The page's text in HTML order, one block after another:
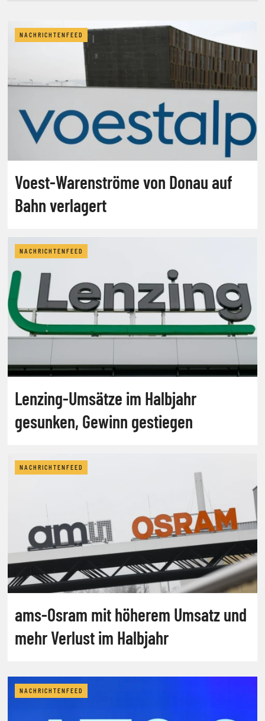
NACHRICHTENFEED
Voest-Warenströme von Donau auf
Bahn verlagert
NACHRICHTENFEED
Lenzing-Umsätze im Halbjahr
gesunken, Gewinn gestiegen
NACHRICHTENFEED
ams-Osram mit höherem Umsatz und
mehr Verlust im Halbjahr
NACHRICHTENFEED